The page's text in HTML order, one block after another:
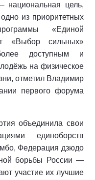
национальная цель,
из приоритетных
«Единой
«Выбор сильных»
доступным и
на физическое
отметил Владимир
первого форума
объединила свои
единоборств
Федерация дзюдо
борьбы России —
участие их лучшие